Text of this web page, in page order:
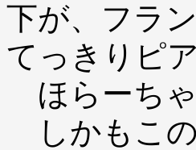
下が、フラ
てっきりピ
ほらーち
しかもこ